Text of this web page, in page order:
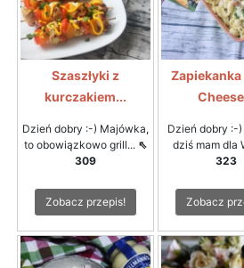
Szaszłyki z
kurczakiem...
Dzień dobry :-) Majówka,
to obowiązkowo grill... ⇖
309
Zobacz przepis!
Zapiekanka
Dzień dobry :-
dziś mam dla
323
Zobacz